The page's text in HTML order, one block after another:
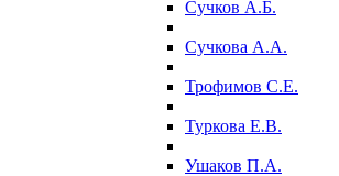
Сучков А.Б.
Сучкова А.А.
Трофимов С.Е.
Туркова Е.В.
Ушаков П.А.